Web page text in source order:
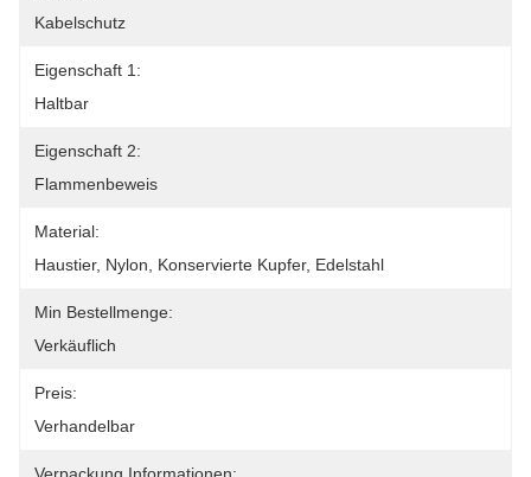
Kabelschutz
Eigenschaft 1:
Haltbar
Eigenschaft 2:
Flammenbeweis
Material:
Haustier, Nylon, Konservierte Kupfer, Edelstahl
Min Bestellmenge:
Verkäuflich
Preis:
Verhandelbar